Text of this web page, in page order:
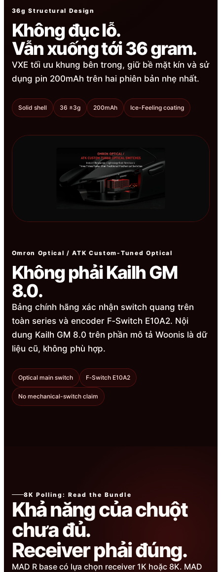
36g Structural Design
Không đục lỗ.
Vẫn xuống tới 36 gram.
VXE tối ưu khung bên trong, giữ bề mặt kín và sử
dụng pin 200mAh trên hai phiên bản nhẹ nhất.
Solid shell 36 ±3g 200mAh Ice-Feeling coating
Omron Optical / ATK Custom-Tuned Optical
Không phải Kailh GM
8.0.
Bảng chính hãng xác nhận switch quang trên
toàn series và encoder F‑Switch E10A2. Nội
dung Kailh GM 8.0 trên phần mô tả Woonis là dữ
liệu cũ, không phù hợp.
Optical main switch F‑Switch E10A2
No mechanical-switch claim
8K Polling: Read the Bundle
Khả năng của chuột
chưa đủ.
Receiver phải đúng.
MAD R base có lựa chọn receiver 1K hoặc 8K. MAD